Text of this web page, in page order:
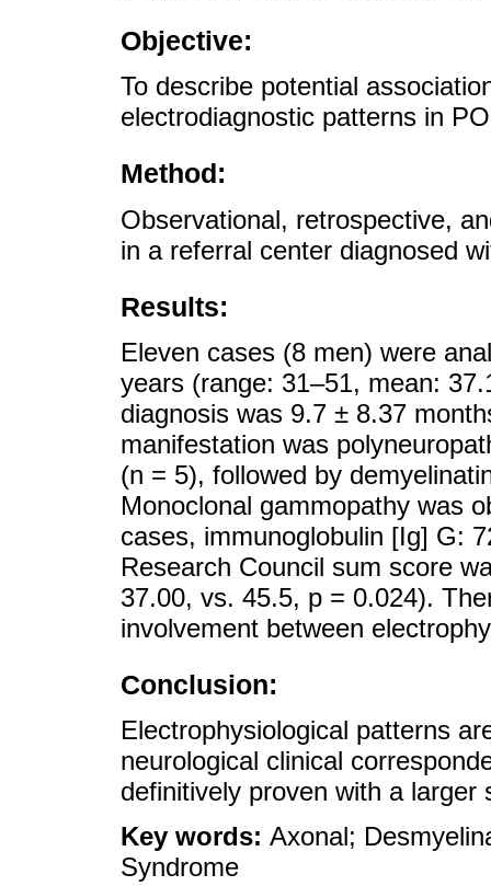
Objective:
To describe potential
electrodiagnostic patterns in
Method:
Observational, retrospective,
in a referral center diagnosed
Results:
Eleven cases (8 men) were
years (range: 31–51, mean:
diagnosis was 9.7 ± 8.37
manifestation was
(n = 5), followed by
Monoclonal gammopathy was
cases, immunoglobulin [Ig] G:
Research Council sum score
37.00, vs. 45.5, p = 0.024).
involvement between
Conclusion:
Electrophysiological patterns
neurological clinical
definitively proven with a larger
Key words: Axonal;
Syndrome